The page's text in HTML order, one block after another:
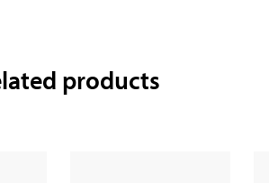
products